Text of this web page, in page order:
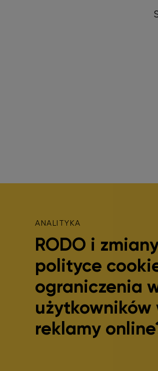
ANALITYKA
RODO i
polityce
ograniczenia
użytkowników
reklamy